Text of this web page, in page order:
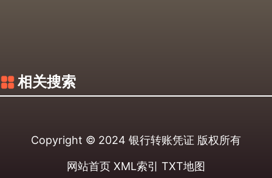
相关搜索
Copyright © 2024 银行转账凭证 版权所有
网站首页 XML索引 TXT地图